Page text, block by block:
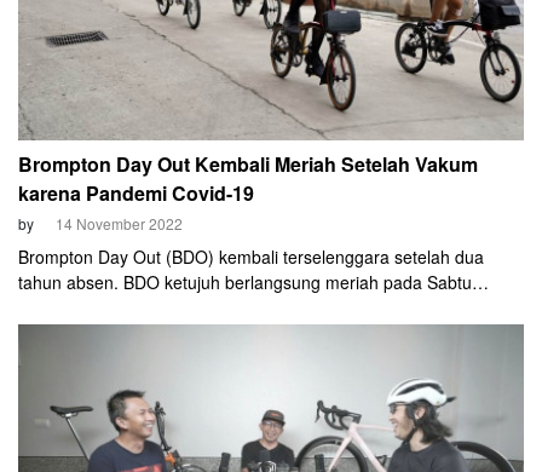
Brompton Day Out Kembali Meriah Setelah Vakum
karena Pandemi Covid-19
by 14 November 2022
Brompton Day Out (BDO) kembali terselenggara setelah dua
tahun absen. BDO ketujuh berlangsung meriah pada Sabtu